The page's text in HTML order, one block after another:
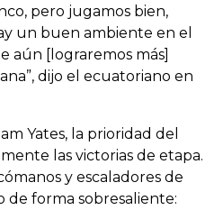
pero jugamos bien,
un buen ambiente en el
aún [lograremos más]
dijo el ecuatoriano en
Yates, la prioridad del
las victorias de etapa.
y escaladores de
de forma sobresaliente: